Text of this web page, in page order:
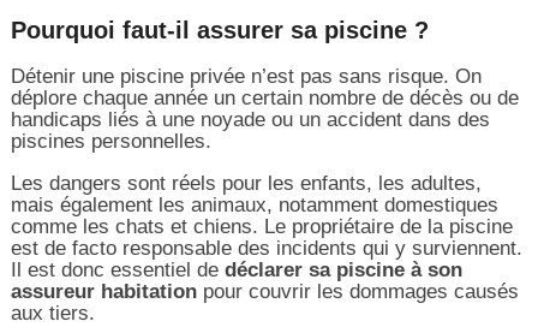
Pourquoi faut-il assurer sa piscine ?
Détenir une piscine privée n’est pas sans risque. On
déplore chaque année un certain nombre de décès ou de
handicaps liés à une noyade ou un accident dans des
piscines personnelles.
Les dangers sont réels pour les enfants, les adultes,
mais également les animaux, notamment domestiques
comme les chats et chiens. Le propriétaire de la piscine
est de facto responsable des incidents qui y surviennent.
Il est donc essentiel de déclarer sa piscine à son
assureur habitationpour couvrir les dommages causés
aux tiers.